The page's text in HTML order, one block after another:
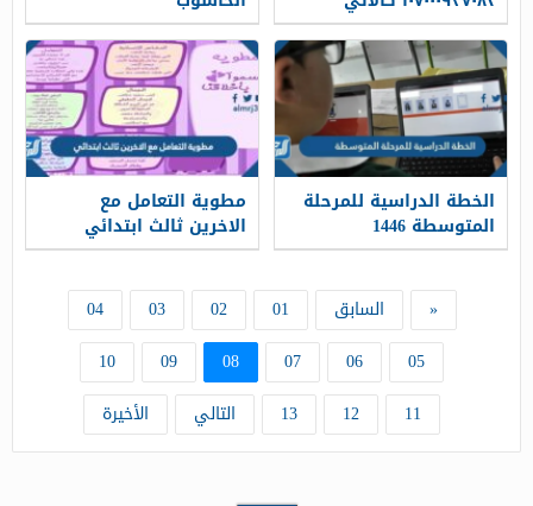
الخطة الدراسية للمرحلة
المتوسطة 1446
مطوية التعامل مع
الاخرين ثالث ابتدائي
« السابق 01
02
03
04
05
06
07
08
09
10
11
12
13 التالي الأخيرة